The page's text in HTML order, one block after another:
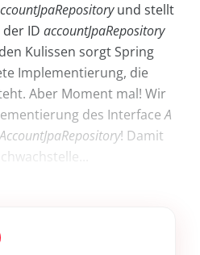
und stellt
ID accountJpaRepository
Kulissen sorgt Spring
Implementierung, die
Aber Moment mal! Wir
des InterfaceA
AccountJpaRepository! Damit